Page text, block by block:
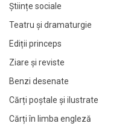
Științe sociale
Teatru și dramaturgie
Ediții princeps
Ziare şi reviste
Benzi desenate
Cărți poștale și ilustrate
Cărți în limba engleză